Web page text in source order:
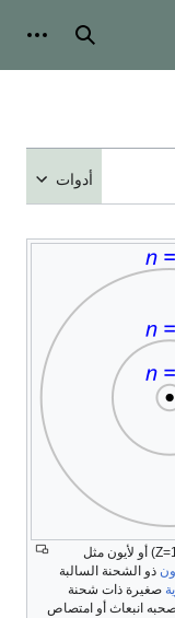
بحث
أدوات
Z= ) أو لأيون مثل
ذو الشحنة السالبة
صغيرة ذات شحنة
انبعاث أو امتصاص